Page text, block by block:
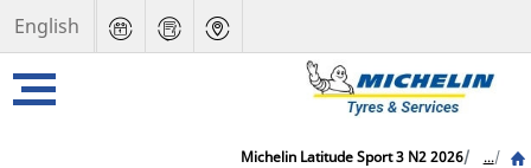
English
...
Michelin Latitude Sport 3 N2 2026